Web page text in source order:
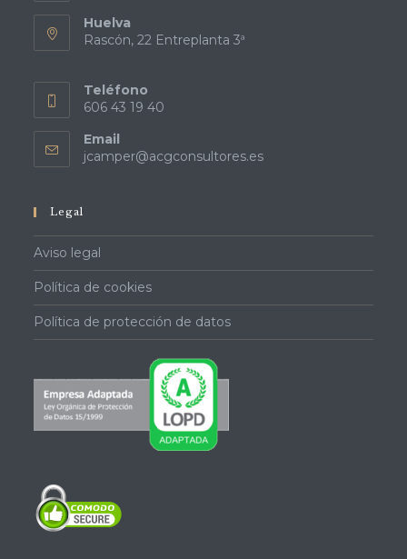
Huelva
Rascón, 22 Entreplanta 3ª
Teléfono
606 43 19 40
Email
jcamper@acgconsultores.esSe
Legal
Aviso legal
Política de cookies
Política de protección de datos